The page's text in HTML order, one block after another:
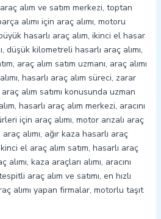
alım ve satım merkezi, toptan
alımı için araç alımı, motoru
hasarlı araç alım, ikinci el hasar
düşük kilometreli hasarlı araç alımı,
araç alım satım uzmanı, araç alımı
hasarlı araç alım süreci, zarar
alım satımı konusunda uzman
hasarlı araç alım merkezi, aracını
için araç alımı, motor arızalı araç
araç alımı, ağır kaza hasarlı araç
el araç alım satım, hasarlı araç
kaza araçları alımı, aracını
araç alım ve satımı, en hızlı
alımı yapan firmalar, motorlu taşıt